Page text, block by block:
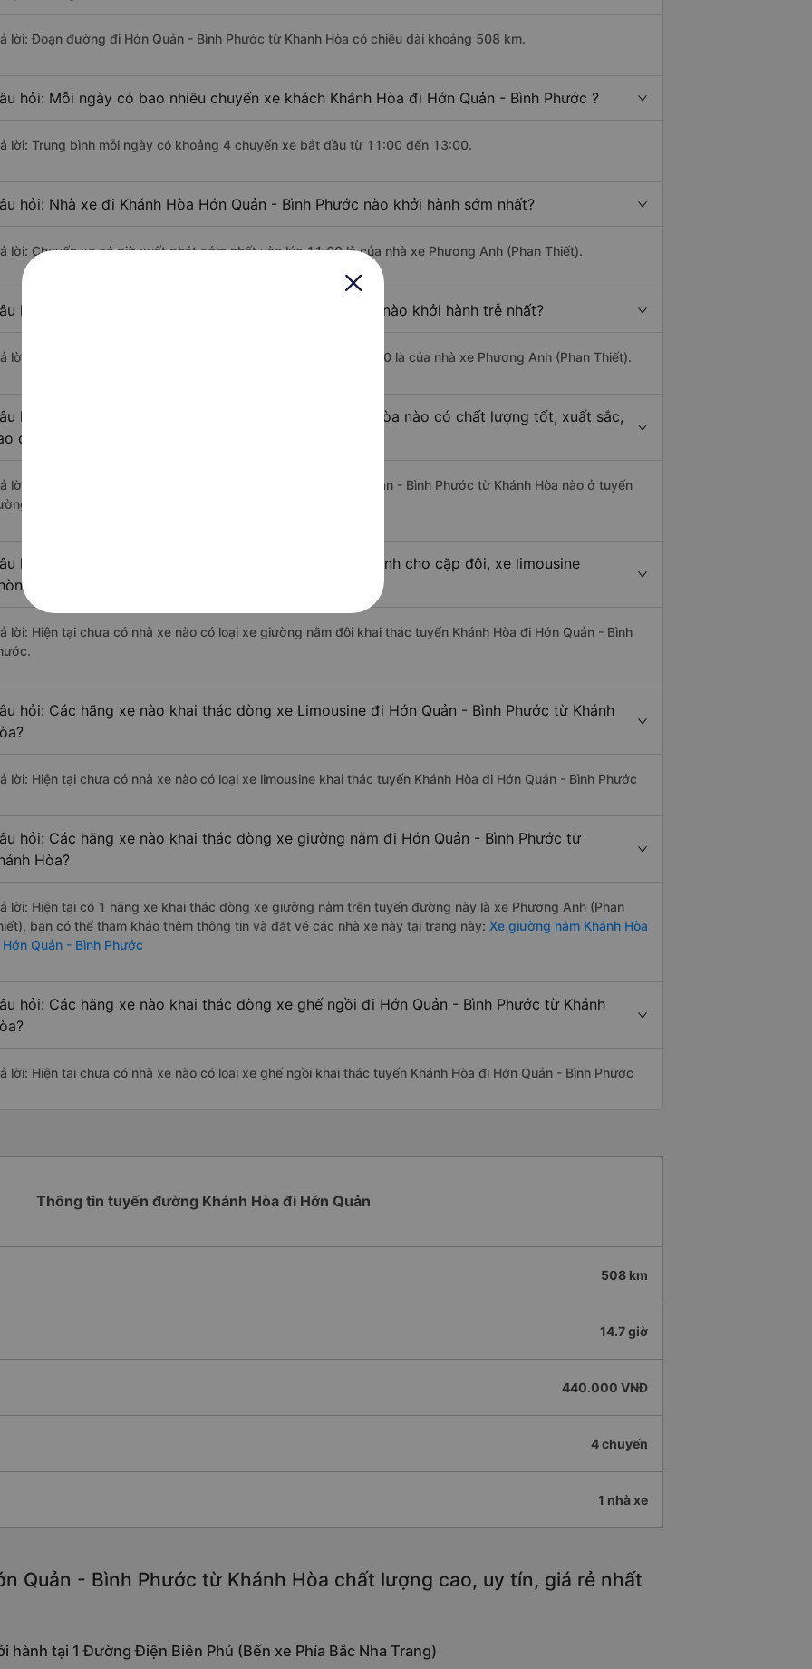
lời: Đoạn đường đi Hớn Quản - Bình Phước từ Khánh Hòa có chiều dài khoảng 508 km.
hỏi: Mỗi ngày có bao nhiêu chuyến xe khách Khánh Hòa đi Hớn Quản - Bình Phước ?
lời: Trung bình mỗi ngày có khoảng 4 chuyến xe bắt đầu từ 11:00 đến 13:00.
hỏi: Nhà xe đi Khánh Hòa Hớn Quản - Bình Phước nào khởi hành sớm nhất?
lời: Chuyến xe có giờ xuất phát sớm nhất vào lúc 11:00 là của nhà xe Phương Anh (Phan Thiết).
hỏi: Nhà xe đi Hớn Quản - Bình Phước từ Khánh Hòa nào khởi hành trễ nhất?
lời: Chuyến xe có giờ xuất phát trễ (muộn) nhất là vào lúc 13:00 là của nhà xe Phương Anh (Phan Thiết).
hỏi: Review xe đi Hớn Quản - Bình Phước từ Khánh Hòa nào có chất lượng tốt, xuất sắc,
cấp nhất?
lời: Tạm thời chưa đủ review để đánh giá có nhà xe đi Hớn Quản - Bình Phước từ Khánh Hòa nào ở tuyến
này có chất lượng xuất sắc.
hỏi: Có loại xe Khánh Hòa Hớn Quản - Bình Phước dành cho cặp đôi, xe limousine
đôi không?
lời: Hiện tại chưa có nhà xe nào có loại xe giường nằm đôi khai thác tuyến Khánh Hòa đi Hớn Quản - Bình
hỏi: Các hãng xe nào khai thác dòng xe Limousine đi Hớn Quản - Bình Phước từ Khánh
lời: Hiện tại chưa có nhà xe nào có loại xe limousine khai thác tuyến Khánh Hòa đi Hớn Quản - Bình Phước
hỏi: Các hãng xe nào khai thác dòng xe giường nằm đi Hớn Quản - Bình Phước từ
Hòa?
lời: Hiện tại có 1 hãng xe khai thác dòng xe giường nằm trên tuyến đường này là xe Phương Anh (Phan
bạn có thể tham khảo thêm thông tin và đặt vé các nhà xe này tại trang này: Xe giường nằm Khánh Hòa
Quản - Bình Phước
hỏi: Các hãng xe nào khai thác dòng xe ghế ngồi đi Hớn Quản - Bình Phước từ Khánh
lời: Hiện tại chưa có nhà xe nào có loại xe ghế ngồi khai thác tuyến Khánh Hòa đi Hớn Quản - Bình Phước
Thông tin tuyến đường Khánh Hòa đi Hớn Quản
508 km
14.7 giờ
440.000 VNĐ
4 chuyến
1 nhà xe
Quản - Bình Phước từ Khánh Hòa chất lượng cao, uy tín, giá rẻ nhất
hành tại 1 Đường Điện Biên Phủ (Bến xe Phía Bắc Nha Trang)